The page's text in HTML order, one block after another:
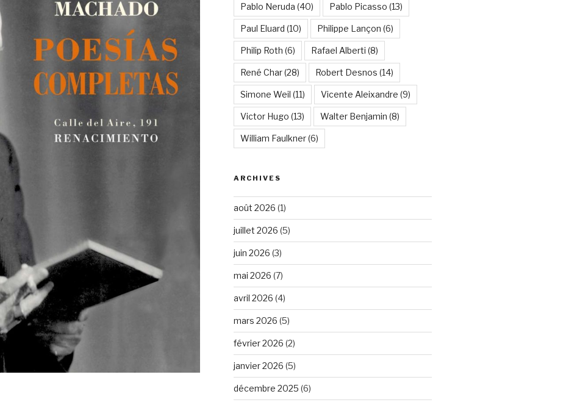
Pablo Neruda (40) Pablo Picasso (13)
Paul Eluard (10) Philippe Lançon (6)
Philip Roth (6) Rafael Alberti (8)
René Char(28) Robert Desnos (14)
Simone Weil (11) Vicente Aleixandre (9)
Victor Hugo (13) Walter Benjamin (8)
William Faulkner(6)
ARCHIVES
août 2026 (1)
juillet 2026 (5)
juin 2026 (3)
mai 2026 (7)
avril 2026 (4)
mars 2026 (5)
février 2026 (2)
janvier 2026 (5)
décembre 2025 (6)